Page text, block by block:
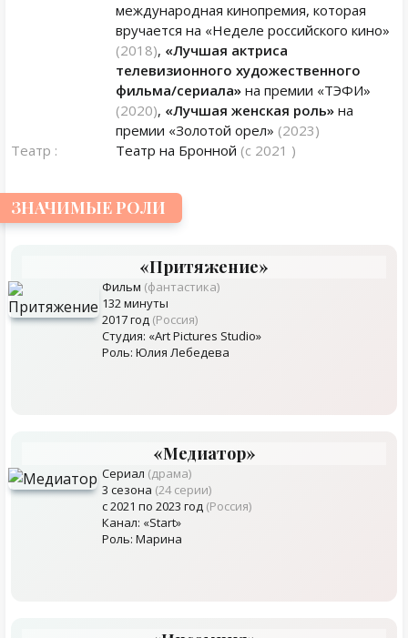
международная кинопремия, которая
вручается на «Неделе российского кино»
(2018), «Лучшая актриса
телевизионного художественного
фильма/сериала» на премии «ТЭФИ»
(2020), «Лучшая женская роль» на
премии «Золотой орел» (2023)
Театр :
Театр на Бронной (с 2021 )
ЗНАЧИМЫЕ РОЛИ
«Притяжение»
Фильм (фантастика)
132 минуты
2017 год (Россия)
Студия: «Art Pictures Studio»
Роль: Юлия Лебедева
«Медиатор»
Сериал (драма)
3 сезона (24 серии)
с 2021 по 2023 год (Россия)
Канал: «Start»
Роль: Марина